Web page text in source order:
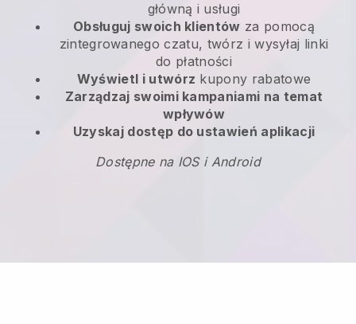
główną i usługi
Obsługuj swoich klientów za pomocą
zintegrowanego czatu, twórz i wysyłaj linki
do płatności
Wyświetl i utwórz kupony rabatowe
Zarządzaj swoimi kampaniami na temat
wpływów
Uzyskaj dostęp do ustawień aplikacji
Dostępne na IOS i Android